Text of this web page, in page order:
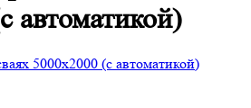
автоматикой)